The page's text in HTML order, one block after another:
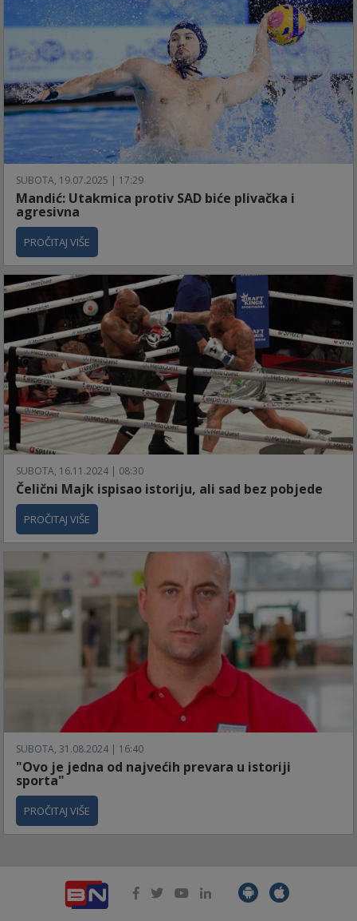
SUBOTA, 19.07.2025 | 17:29
Mandić: Utakmica protiv SAD biće plivačka i
agresivna
PROČITAJ VIŠE
SUBOTA, 16.11.2024 | 08:30
Čelični Majk ispisao istoriju, ali sad bez pobjede
PROČITAJ VIŠE
SUBOTA, 31.08.2024 | 16:40
"Ovo je jedna od najvećih prevara u istoriji
sporta"
PROČITAJ VIŠE